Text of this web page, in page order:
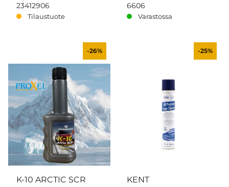
23412906
Tilaustuote
6606
Varastossa
-26%
K-10 ARCTIC SCR
-25%
KENT